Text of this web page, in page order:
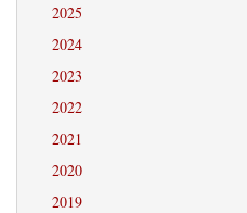
2025
2024
2023
2022
2021
2020
2019